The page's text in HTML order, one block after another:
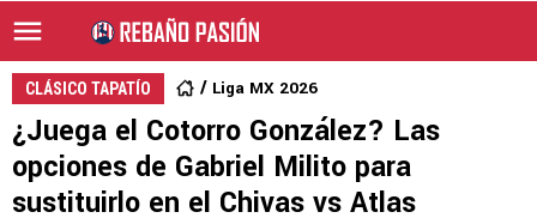
CLÁSICO TAPATÍO Liga MX 2026
¿Juega el Cotorro González? Las
opciones de Gabriel Milito para
sustituirlo en el Chivas vs Atlas